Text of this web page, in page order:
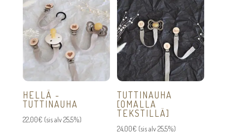
HELLÄ -
TUTTINAUHA
22,00€ (sis alv 25,5%)
TUTTINAUHA
[OMALLA
TEKSTILLÄ]
24,00€ (sis alv 25,5%)